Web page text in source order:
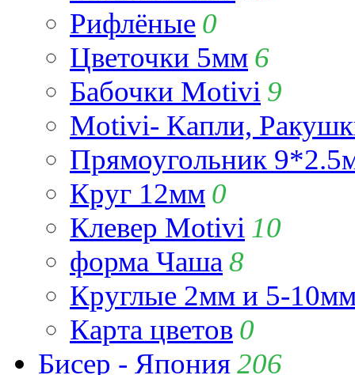
Рифлёные 0
Цветочки 5мм 6
Бабочки Motivi 9
Motivi- Капли,
Прямоугольник
Круг 12мм 0
Клевер Motivi 10
форма Чаша 8
Круглые 2мм и 5-
Карта цветов 0
Бисер - Япония206